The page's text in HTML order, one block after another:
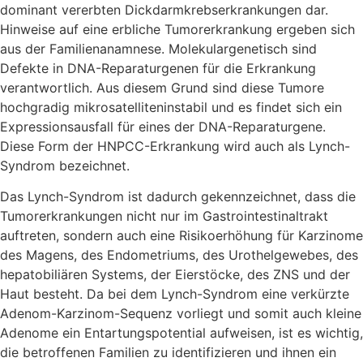
dominant vererbten Dickdarmkrebserkrankungen dar.
Hinweise auf eine erbliche Tumorerkrankung ergeben sich
aus der Familienanamnese. Molekulargenetisch sind
Defekte in DNA-Reparaturgenen für die Erkrankung
verantwortlich. Aus diesem Grund sind diese Tumore
hochgradig mikrosatelliteninstabil und es findet sich ein
Expressionsausfall für eines der DNA-Reparaturgene.
Diese Form der HNPCC-Erkrankung wird auch als Lynch-
Syndrom bezeichnet.
Das Lynch-Syndrom ist dadurch gekennzeichnet, dass die
Tumorerkrankungen nicht nur im Gastrointestinaltrakt
auftreten, sondern auch eine Risikoerhöhung für Karzinome
des Magens, des Endometriums, des Urothelgewebes, des
hepatobiliären Systems, der Eierstöcke, des ZNS und der
Haut besteht. Da bei dem Lynch-Syndrom eine verkürzte
Adenom-Karzinom-Sequenz vorliegt und somit auch kleine
Adenome ein Entartungspotential aufweisen, ist es wichtig,
die betroffenen Familien zu identifizieren und ihnen ein